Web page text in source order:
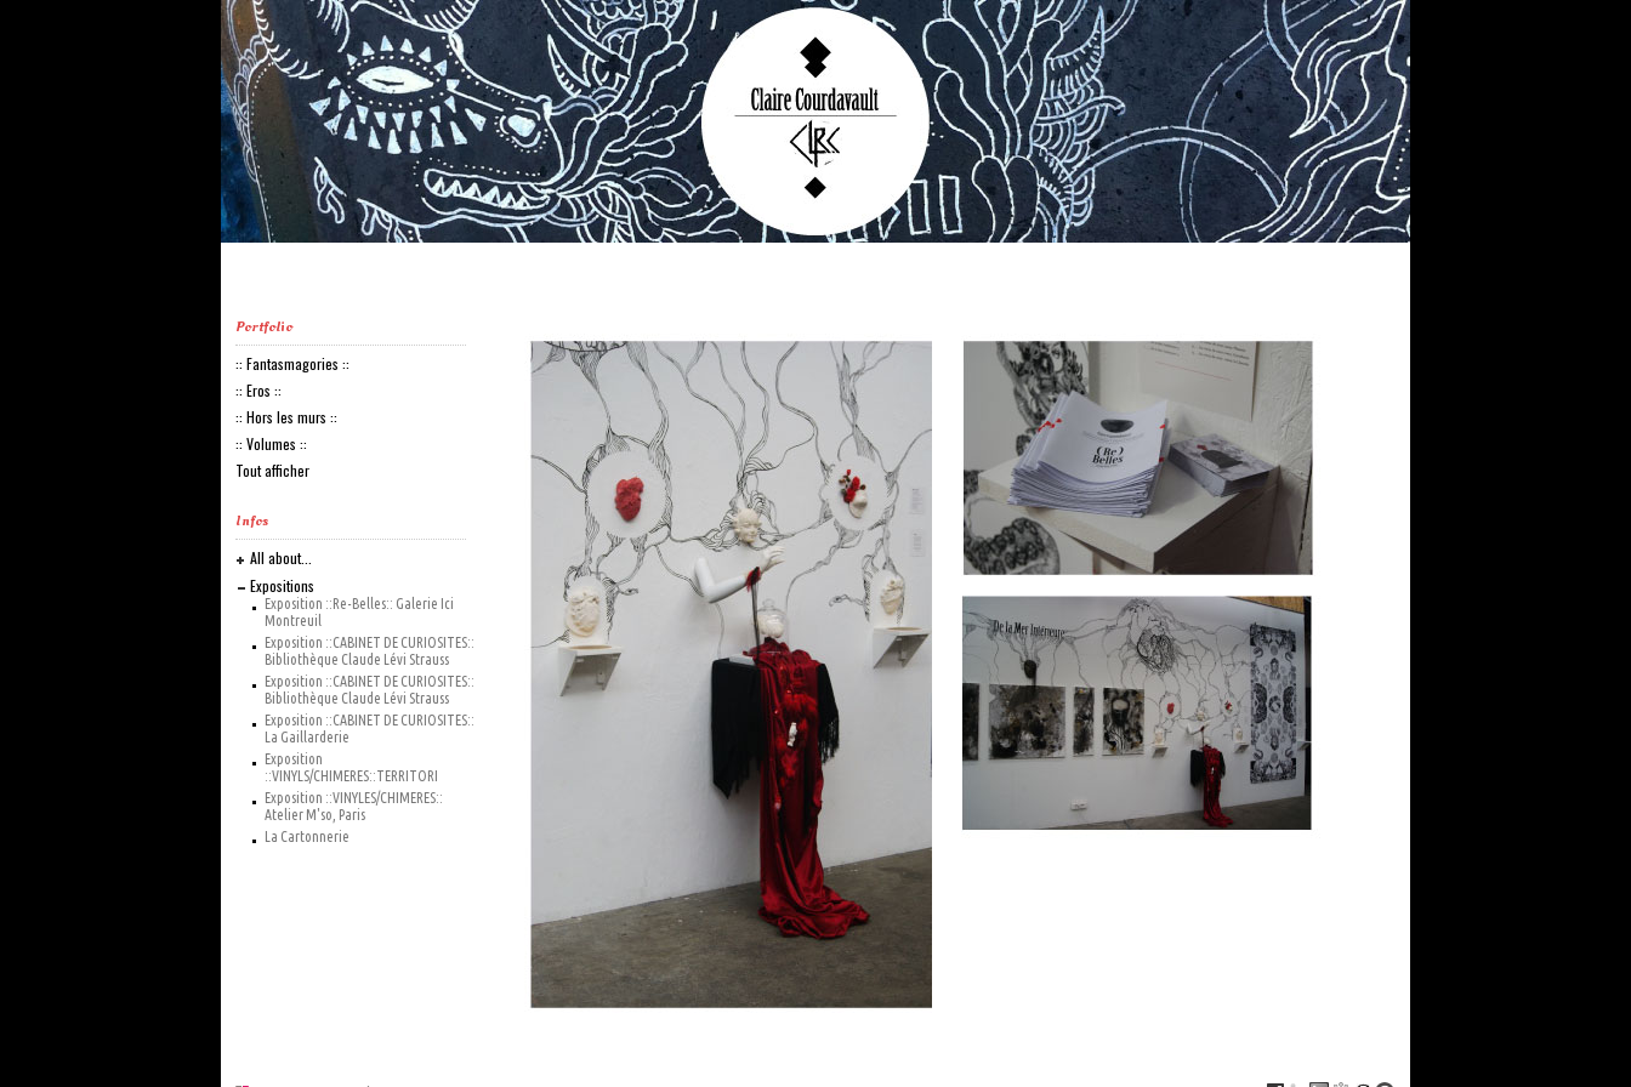
Portfolio
:: Fantasmagories ::
:: Eros ::
:: Hors les murs ::
:: Volumes ::
Tout afficher
Infos
All about...
Expositions
Exposition ::Re-Belles:: Galerie Ici
Montreuil
Exposition ::CABINET DE CURIOSITES::
Bibliothèque Claude Lévi Strauss
Exposition ::CABINET DE CURIOSITES::
Bibliothèque Claude Lévi Strauss
Exposition ::CABINET DE CURIOSITES::
La Gaillarderie
Exposition
::VINYLS/CHIMERES::TERRITORI
Exposition ::VINYLES/CHIMERES::
Atelier M'so, Paris
La Cartonnerie